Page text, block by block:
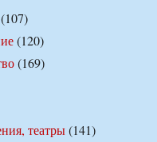
(107)
(120)
(169)
театры(141)